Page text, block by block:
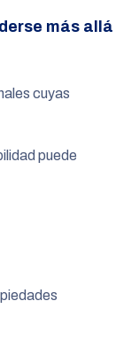
más allá
cuyas
puede